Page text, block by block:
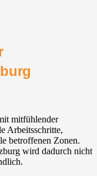
mitfühlender
Arbeitsschritte,
betroffenen Zonen.
wird dadurch nicht